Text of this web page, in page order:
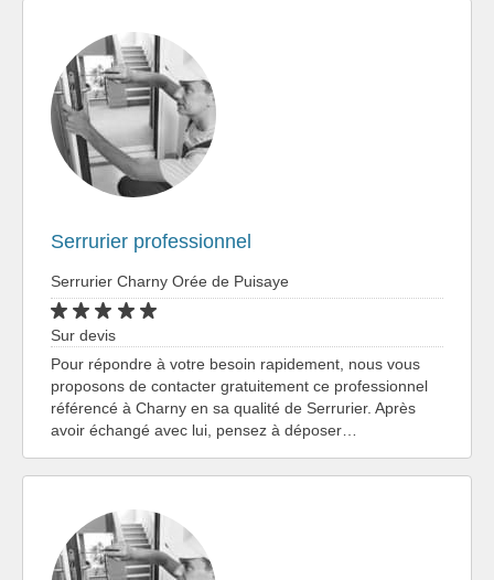
Serrurier professionnel
Serrurier Charny Orée de Puisaye
Sur devis
Pour répondre à votre besoin rapidement, nous vous
proposons de contacter gratuitement ce professionnel
référencé à Charny en sa qualité de Serrurier. Après
avoir échangé avec lui, pensez à déposer…